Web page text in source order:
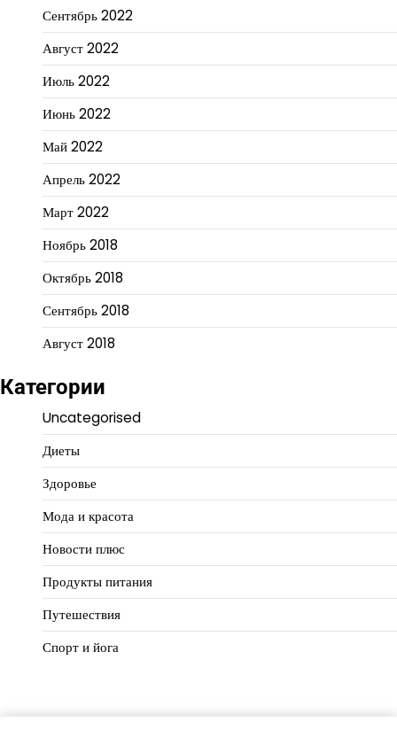
Сентябрь 2022
Август 2022
Июль 2022
Июнь 2022
Май 2022
Апрель 2022
Март 2022
Ноябрь 2018
Октябрь 2018
Сентябрь 2018
Август 2018
Категории
Uncategorised
Диеты
Здоровье
Мода и красота
Новости плюс
Продукты питания
Путешествия
Спорт и йога